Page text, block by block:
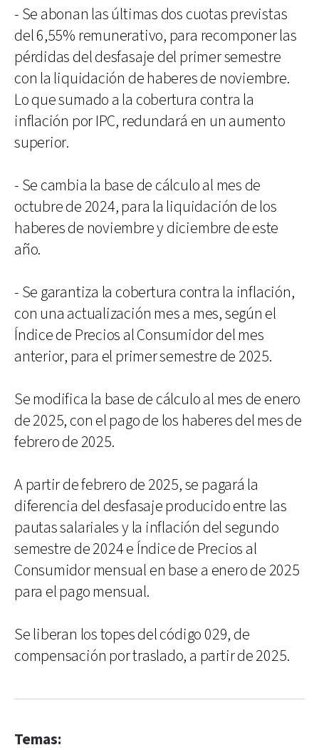
- Se abonan las últimas dos cuotas previstas
del 6,55% remunerativo, para recomponer las
pérdidas del desfasaje del primer semestre
con la liquidación de haberes de noviembre.
Lo que sumado a la cobertura contra la
inflación por IPC, redundará en un aumento
superior.
- Se cambia la base de cálculo al mes de
octubre de 2024, para la liquidación de los
haberes de noviembre y diciembre de este
año.
- Se garantiza la cobertura contra la inflación,
con una actualización mes a mes, según el
Índice de Precios al Consumidor del mes
anterior, para el primer semestre de 2025.
Se modifica la base de cálculo al mes de enero
de 2025, con el pago de los haberes del mes de
febrero de 2025.
A partir de febrero de 2025, se pagará la
diferencia del desfasaje producido entre las
pautas salariales y la inflación del segundo
semestre de 2024 e Índice de Precios al
Consumidor mensual en base a enero de 2025
para el pago mensual.
Se liberan los topes del código 029, de
compensación por traslado, a partir de 2025.
Temas: